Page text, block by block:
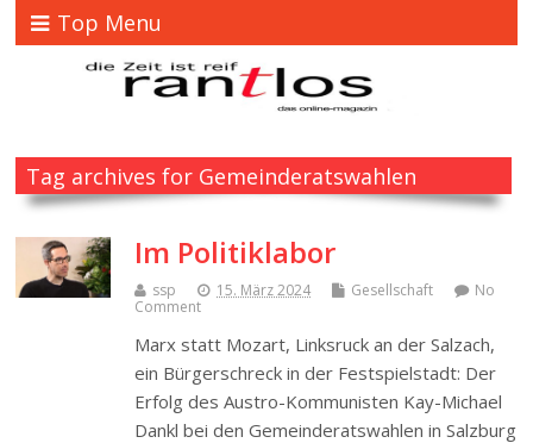
Top Menu
Tag archives for Gemeinderatswahlen
Im Politiklabor
ssp 15. März 2024 Gesellschaft
No
Comment
Marx statt Mozart, Linksruck an der Salzach,
ein Bürgerschreck in der Festspielstadt: Der
Erfolg des Austro-Kommunisten Kay-Michael
Dankl bei den Gemeinderatswahlen in Salzburg